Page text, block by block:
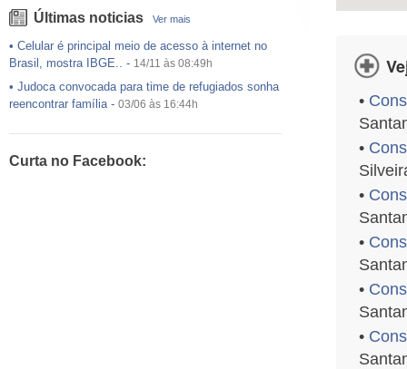
Últimas noticias Ver mais
• Celular é principal meio de acesso à internet no
Brasil, mostra IBGE.. - 14/11 às 08:49h
• Judoca convocada para time de refugiados sonha
reencontrar família- 03/06 às 16:44h
•Exército egípcio diz que encontrou destroços de
Curta no Facebook:
•
•
•
•
•
•